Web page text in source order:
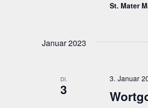
St. Mater
Januar 2023
DI.
3
3. Januar